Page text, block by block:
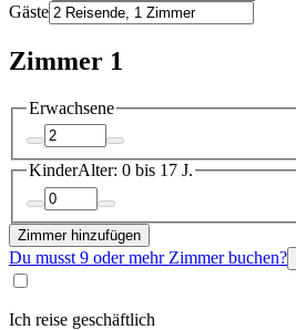
Gäste
Zimmer 1
Erwachsene
KinderAlter: 0 bis 17 J.
Zimmer hinzufügen
Du musst 9 oder mehr Zimmer buchen?
Ich reise geschäftlich